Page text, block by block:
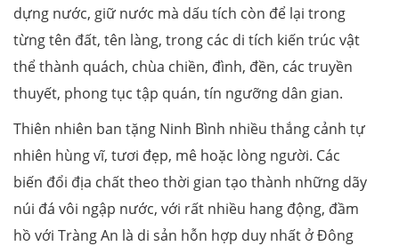
dựng nước, giữ nước mà dấu tích còn để lại trong
từng tên đất, tên làng, trong các di tích kiến trúc vật
thể thành quách, chùa chiền, đình, đền, các truyền
thuyết, phong tục tập quán, tín ngưỡng dân gian.
Thiên nhiên ban tặng Ninh Bình nhiều thắng cảnh tự
nhiên hùng vĩ, tươi đẹp, mê hoặc lòng người. Các
biến đổi địa chất theo thời gian tạo thành những dãy
núi đá vôi ngập nước, với rất nhiều hang động, đầm
hồ với Tràng An là di sản hỗn hợp duy nhất ở Đông